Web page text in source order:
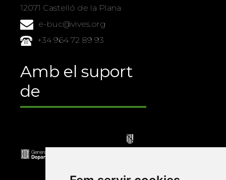
12071 Castelló de la Plana
e-buc@vives.org
+34 964 72 89 93
Amb el suport
de